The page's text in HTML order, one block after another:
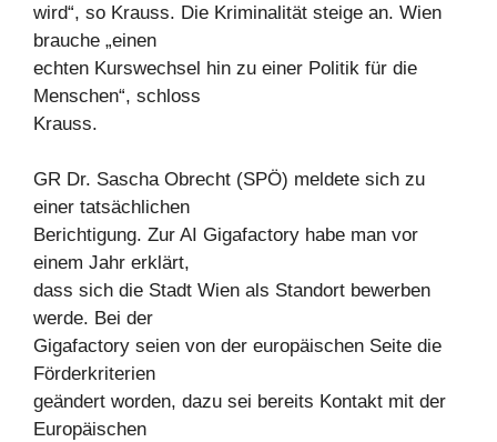
wird“, so Krauss. Die Kriminalität steige an. Wien
brauche „einen
echten Kurswechsel hin zu einer Politik für die
Menschen“, schloss
Krauss.
GR Dr. Sascha Obrecht (SPÖ) meldete sich zu
einer tatsächlichen
Berichtigung. Zur AI Gigafactory habe man vor
einem Jahr erklärt,
dass sich die Stadt Wien als Standort bewerben
werde. Bei der
Gigafactory seien von der europäischen Seite die
Förderkriterien
geändert worden, dazu sei bereits Kontakt mit der
Europäischen